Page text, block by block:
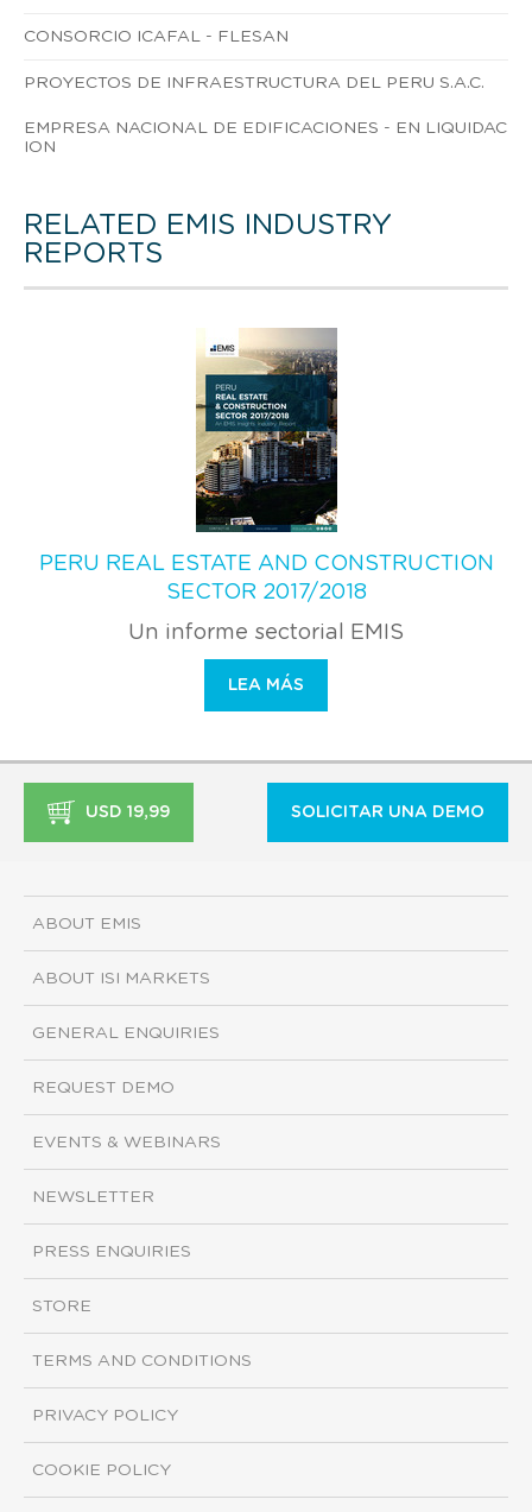
CONSORCIO ICAFAL - FLESAN
PROYECTOS DE INFRAESTRUCTURA DEL PERU S.A.C.
EMPRESA NACIONAL DE EDIFICACIONES - EN LIQUIDAC
ION
RELATED EMIS INDUSTRY
REPORTS
PERU REAL ESTATE AND CONSTRUCTION
SECTOR 2017/2018
Un informe sectorial EMIS
LEA MÁS
USD 19,99 SOLICITAR UNA DEMO
ABOUT EMIS
ABOUT ISI MARKETS
GENERAL ENQUIRIES
REQUEST DEMO
EVENTS & WEBINARS
NEWSLETTER
PRESS ENQUIRIES
STORE
TERMS AND CONDITIONS
PRIVACY POLICY
COOKIE POLICY